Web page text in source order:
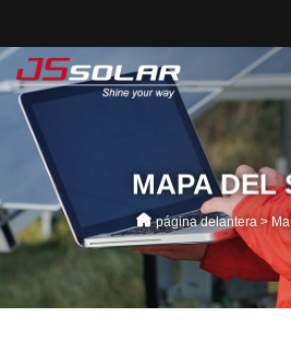
MAPA DEL
página delantera >